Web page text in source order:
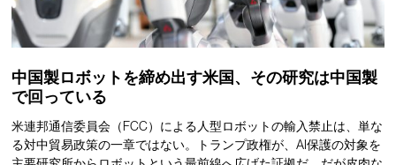
中国製ロボットを締め出す米国、その研究は中国製
で回っている
米連邦通信委員会（FCC）による人型ロボットの輸入禁止は、単な
る対中貿易政策の一章ではない。トランプ政権が、AI保護の対象を